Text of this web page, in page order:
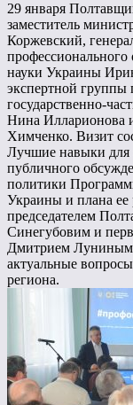
29 января
заместитель
Коржевский,
профессионального
науки Украины
экспертной группы
государственно-
Нина Илларионова
Химченко. Визит
Лучшие навыки для
публичного
политики
Украины и плана ее
председателем
Синегубовим и
Дмитрием Луниным.
актуальные
региона.